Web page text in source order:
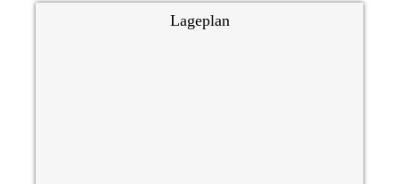
Lageplan